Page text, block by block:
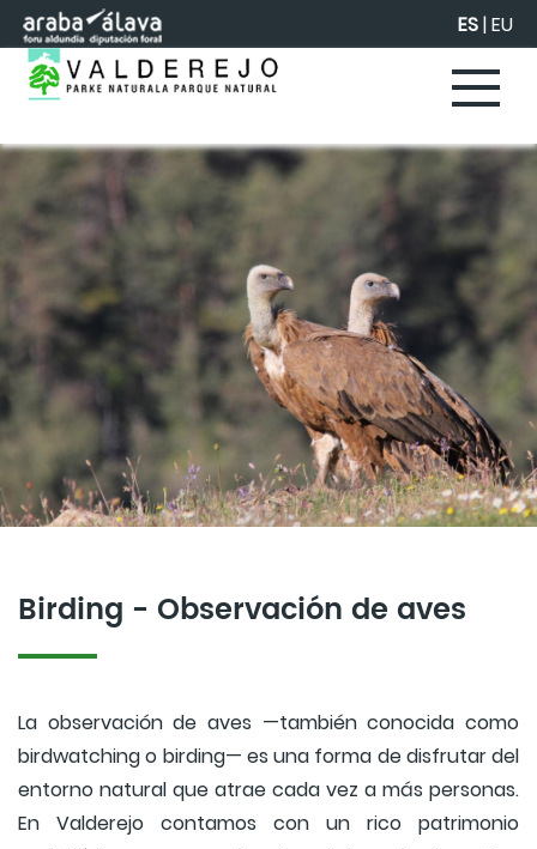
Saltar al contenido principal ES|EU
Birding - Observación de aves
La observación de aves —también conocida como
birdwatching o birding— es una forma de disfrutar del
entorno natural que atrae cada vez a más personas.
En Valderejo contamos con un rico patrimonio